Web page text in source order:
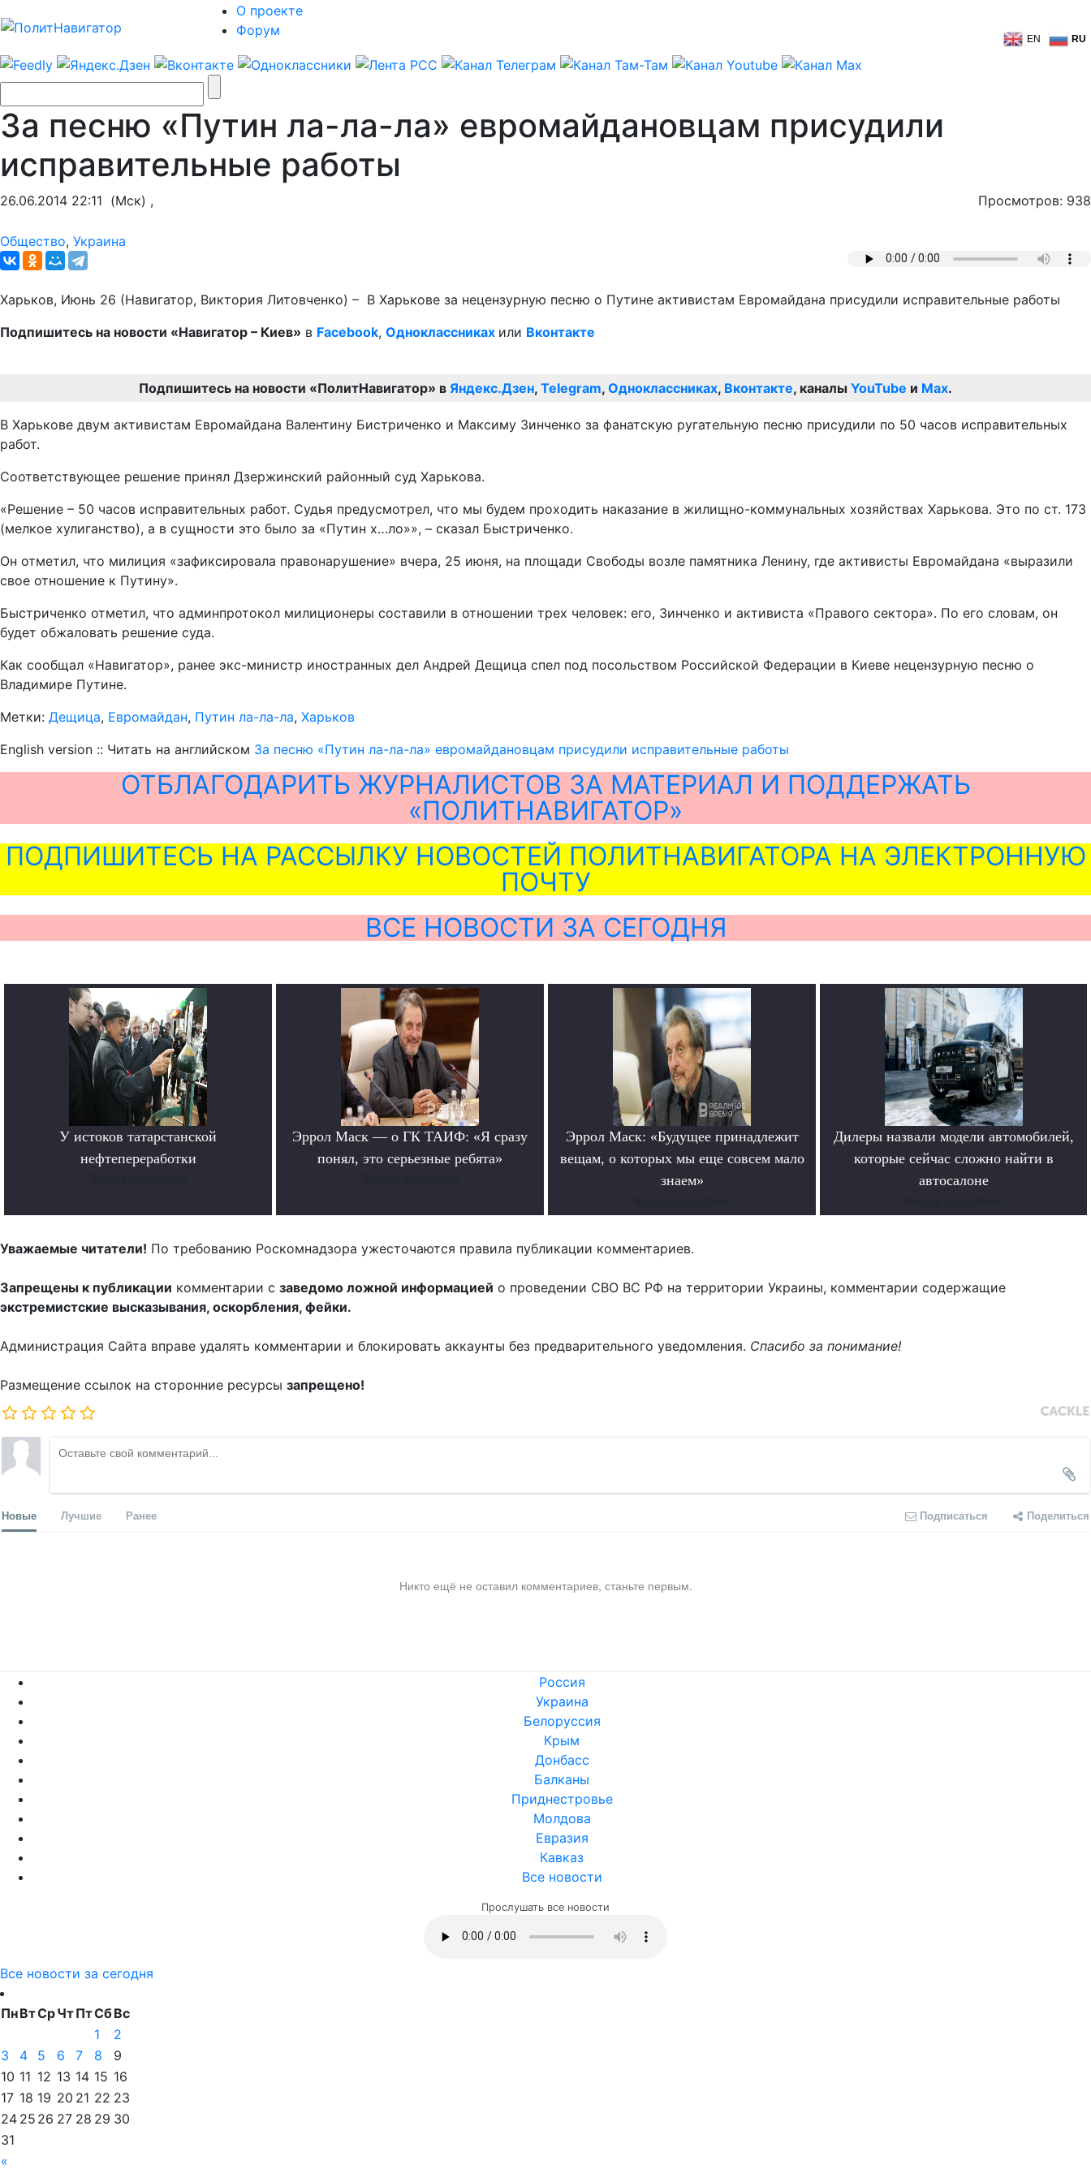
О проекте
Форум
EN RU
За песню «Путин ла-ла-ла» евромайдановцам присудили
исправительные работы
26.06.2014 22:11 (Мск) , Просмотров: 938
Общество, Украина
Харьков, Июнь 26 (Навигатор, Виктория Литовченко) – В Харькове за нецензурную песню о Путине активистам Евромайдана присудили исправительные работы
Подпишитесь на новости «Навигатор – Киев» в Facebook, Одноклассниках или Вконтакте
Подпишитесь на новости «ПолитНавигатор» в Яндекс.Дзен, Telegram, Одноклассниках, Вконтакте, каналы YouTube и Max.
В Харькове двум активистам Евромайдана Валентину Бистриченко и Максиму Зинченко за фанатскую ругательную песню присудили по 50 часов исправительных
работ.
Соответствующее решение принял Дзержинский районный суд Харькова.
«Решение – 50 часов исправительных работ. Судья предусмотрел, что мы будем проходить наказание в жилищно-коммунальных хозяйствах Харькова. Это по ст. 173
(мелкое хулиганство), а в сущности это было за «Путин х…ло»», – сказал Быстриченко.
Он отметил, что милиция «зафиксировала правонарушение» вчера, 25 июня, на площади Свободы возле памятника Ленину, где активисты Евромайдана «выразили
свое отношение к Путину».
Быстриченко отметил, что админпротокол милиционеры составили в отношении трех человек: его, Зинченко и активиста «Правого сектора». По его словам, он
будет обжаловать решение суда.
Как сообщал «Навигатор», ранее экс-министр иностранных дел Андрей Дещица спел под посольством Российской Федерации в Киеве нецензурную песню о
Владимире Путине.
Метки: Дещица, Евромайдан, Путин ла-ла-ла, Харьков
English version :: Читать на английском За песню «Путин ла-ла-ла» евромайдановцам присудили исправительные работы
ОТБЛАГОДАРИТЬ ЖУРНАЛИСТОВ ЗА МАТЕРИАЛ И ПОДДЕРЖАТЬ
«ПОЛИТНАВИГАТОР»
ПОДПИШИТЕСЬ НА РАССЫЛКУ НОВОСТЕЙ ПОЛИТНАВИГАТОРА НА ЭЛЕКТРОННУЮ
ПОЧТУ
ВСЕ НОВОСТИ ЗА СЕГОДНЯ
У истоков татарстанской
нефтепереработки
Эррол Маск — о ГК ТАИФ: «Я сразу
понял, это серьезные ребята»
Эррол Маск: «Будущее принадлежит
вещам, о которых мы еще совсем мало
знаем»
Дилеры назвали модели автомобилей,
которые сейчас сложно найти в
автосалоне
Уважаемые читатели! По требованию Роскомнадзора ужесточаются правила публикации комментариев.
Запрещены к публикации комментарии с заведомо ложной информацией о проведении СВО ВС РФ на территории Украины, комментарии содержащие
экстремистские высказывания, оскорбления, фейки.
Администрация Сайта вправе удалять комментарии и блокировать аккаунты без предварительного уведомления. Спасибо за понимание!
Размещение ссылок на сторонние ресурсы запрещено!
Новые Лучшие Ранее Подписаться Поделиться
Никто ещё не оставил комментариев, станьте первым.
Россия
Украина
Белоруссия
Крым
Донбасс
Балканы
Приднестровье
Молдова
Евразия
Кавказ
Все новости
Прослушать все новости
Все новости за сегодня
ПнВтСрЧтПтСбВс
«
1
2
3
4 5 6 7 8
9
10 11 12 13 14 15 16
17 18 19 20 21 22 23
24 25 26 27 28 29 30
31